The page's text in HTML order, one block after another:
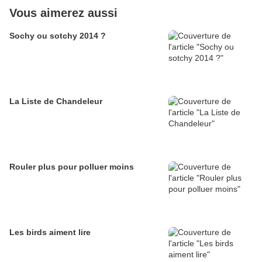
Vous aimerez aussi
Sochy ou sotchy 2014 ?
La Liste de Chandeleur
Rouler plus pour polluer moins
Les birds aiment lire